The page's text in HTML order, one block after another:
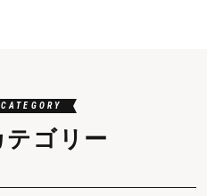
テゴリー